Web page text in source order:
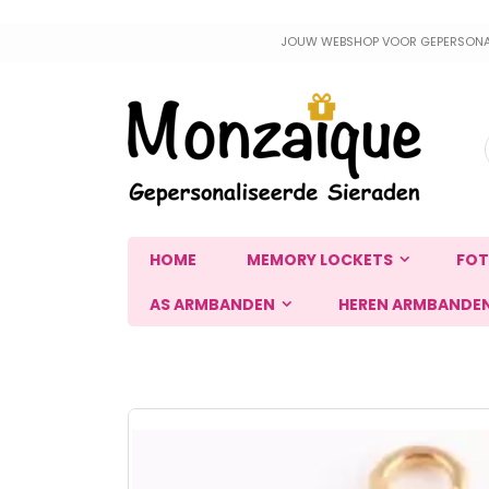
inhoud
JOUW WEBSHOP VOOR
HOME MEMORY LOCKETS
AS ARMBANDEN HEREN
Ga